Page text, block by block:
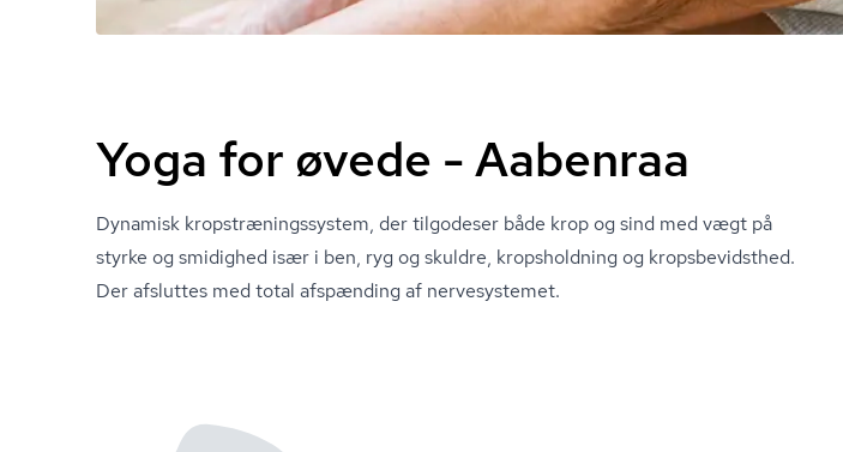
Yoga for øvede - Aabenraa
Dynamisk kro­p­stræ­nings­sy­stem, der tilgodeser både krop og sind med vægt på
styrke og smidighed især i ben, ryg og skuldre, kropsholdning og kro­ps­be­vidst­hed.
Der afsluttes med total afspænding af nervesystemet.